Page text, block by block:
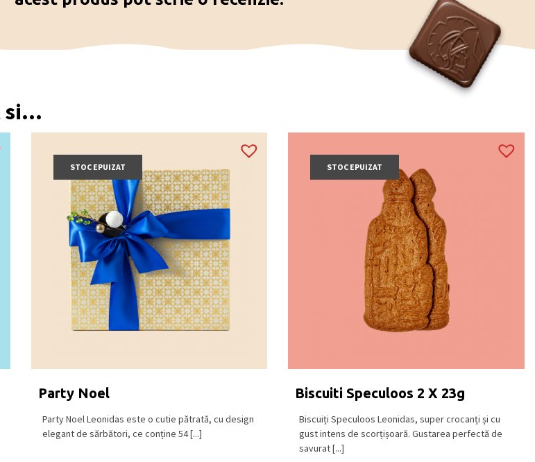
si...
STOC EPUIZAT
Party Noel
Party Noel Leonidas este o cutie pătrată, cu design
elegant de sărbători, ce conține 54 [...]
STOC EPUIZAT
Biscuiti Speculoos 2 X 23g
Biscuiți Speculoos Leonidas, super crocanți și cu
gust intens de scorțișoară. Gustarea perfectă de
savurat [...]